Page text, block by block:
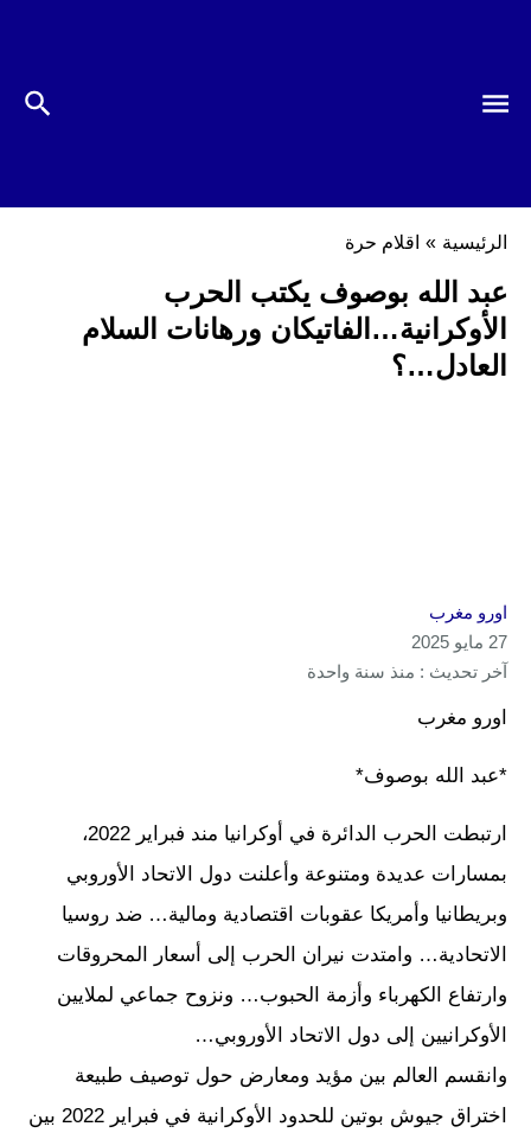
الرئيسية » اقلام حرة
عبد الله بوصوف يكتب الحرب
الأوكرانية…الفاتيكان ورهانات السلام
العادل…؟
اورو مغرب
27 مايو 2025
آخر تحديث : منذ سنة واحدة
اورو مغرب
*عبد الله بوصوف*
ارتبطت الحرب الدائرة في أوكرانيا مند فبراير 2022،
بمسارات عديدة ومتنوعة وأعلنت دول الاتحاد الأوروبي
وبريطانيا وأمريكا عقوبات اقتصادية ومالية… ضد روسيا
الاتحادية… وامتدت نيران الحرب إلى أسعار المحروقات
وارتفاع الكهرباء وأزمة الحبوب… ونزوح جماعي لملايين
الأوكرانيين إلى دول الاتحاد الأوروبي…
وانقسم العالم بين مؤيد ومعارض حول توصيف طبيعة
اختراق جيوش بوتين للحدود الأوكرانية في فبراير 2022 بين